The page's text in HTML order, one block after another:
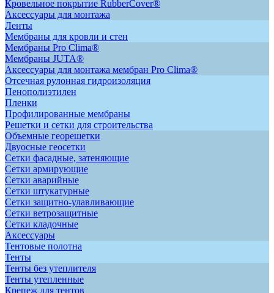
Кровельное покрытие RubberCover®
Аксессуары для монтажа
Ленты
Мембраны для кровли и стен
Мембраны Pro Clima®
Мембраны JUTA®
Аксессуары для монтажа мембран Pro Clima®
Отсечная рулонная гидроизоляция
Пенополиэтилен
Пленки
Профилированные мембраны
Решетки и сетки для строительства
Объемные георешетки
Двуосные геосетки
Сетки фасадные, затеняющие
Сетки армирующие
Сетки аварийные
Сетки штукатурные
Сетки защитно-улавливающие
Сетки ветрозащитные
Сетки кладочные
Аксессуары
Тентовые полотна
Тенты
Тенты без утеплителя
Тенты утепленные
Крепеж для тентов